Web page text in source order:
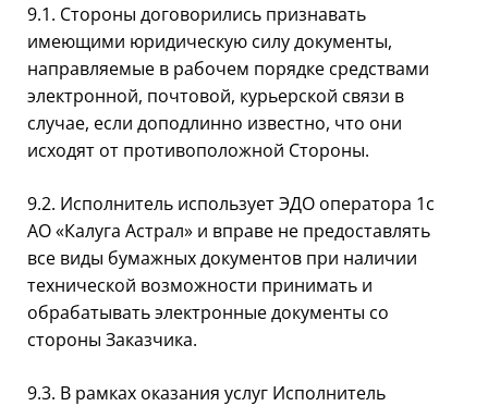
9.1. Стороны договорились признавать
имеющими юридическую силу документы,
направляемые в рабочем порядке средствами
электронной, почтовой, курьерской связи в
случае, если доподлинно известно, что они
исходят от противоположной Стороны.
9.2. Исполнитель использует ЭДО оператора 1с
АО «Калуга Астрал» и вправе не предоставлять
все виды бумажных документов при наличии
технической возможности принимать и
обрабатывать электронные документы со
стороны Заказчика.
9.3. В рамках оказания услуг Исполнитель